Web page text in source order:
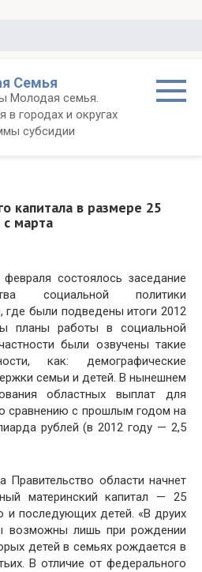
Семья
Молодая семья.
городах и округах
субсидии
капитала в размере 25
с марта
состоялось заседание
социальной политики
где были подведены итоги 2012
планы работы в социальной
были озвучены такие
как: демографические
семьи и детей. В нынешнем
областных выплат для
сравнению с прошлым годом на
рублей (в 2012 году — 2,5
Правительство области начнет
материнский капитал — 25
и последующих детей. «В друих
возможны лишь при рождении
детей в семьях рождается в
В отличие от федерального